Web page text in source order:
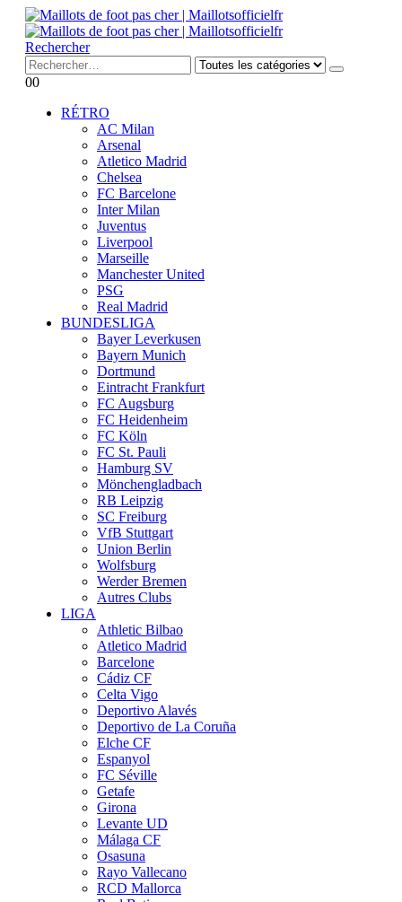
Rechercher
00
RÉTRO
AC Milan
Arsenal
Atletico Madrid
Chelsea
FC Barcelone
Inter Milan
Juventus
Liverpool
Marseille
Manchester United
PSG
Real Madrid
BUNDESLIGA
Bayer Leverkusen
Bayern Munich
Dortmund
Eintracht Frankfurt
FC Augsburg
FC Heidenheim
FC Köln
FC St. Pauli
Hamburg SV
Mönchengladbach
RB Leipzig
SC Freiburg
VfB Stuttgart
Union Berlin
Wolfsburg
Werder Bremen
Autres Clubs
LIGA
Athletic Bilbao
Atletico Madrid
Barcelone
Cádiz CF
Celta Vigo
Deportivo Alavés
Deportivo de La Coruña
Elche CF
Espanyol
FC Séville
Getafe
Girona
Levante UD
Málaga CF
Osasuna
Rayo Vallecano
RCD Mallorca